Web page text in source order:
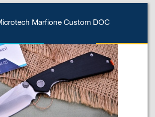
Marfione Custom DOC